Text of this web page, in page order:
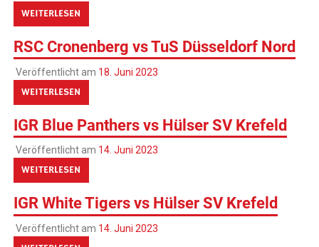
WEITERLESEN
RSC Cronenberg vs TuS Düsseldorf Nord
Veröffentlicht am 18. Juni 2023
WEITERLESEN
IGR Blue Panthers vs Hülser SV Krefeld
Veröffentlicht am 14. Juni 2023
WEITERLESEN
IGR White Tigers vs Hülser SV Krefeld
Veröffentlicht am 14. Juni 2023